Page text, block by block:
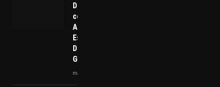
Denúncia
contra Núcleo
Acusado de
Espalhar
Desinformação
Golpista
maio 6, 2025